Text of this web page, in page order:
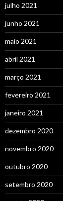
julho 2021
junho 2021
maio 2021
abril 2021
março 2021
fevereiro 2021
janeiro 2021
dezembro 2020
novembro 2020
outubro 2020
setembro 2020